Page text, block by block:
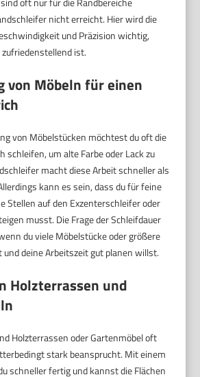
nicht erreicht. Hier wird die
und Präzision wichtig,
ist.
von Möbeln für einen
von Möbelstücken möchtest du oft die
schleifen, um alte Farbe oder Lack zu
macht diese Arbeit schneller als
kann es sein, dass du für feine
Stellen auf den Exzenterschleifer oder
musst. Die Frage der Schleifdauer
du viele Möbelstücke oder größere
und deine Arbeitszeit gut planen willst.
Holzterrassen und
Holzterrassen oder Gartenmöbel oft
stark beansprucht. Mit einem
schneller fertig und kannst die Flächen